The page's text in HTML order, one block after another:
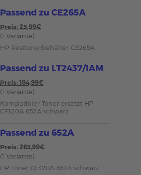
Passend zu CE265A
Preis: 25,99€
(1 Variante)
HP Resttonerbehälter CE265A
Passend zu LT2437/1AM
Preis: 184,99€
(1 Variante)
Kompatibler Toner ersetzt HP
CF320A 652A schwarz
Passend zu 652A
Preis: 263,99€
(1 Variante)
HP Toner CF320A 652A schwarz